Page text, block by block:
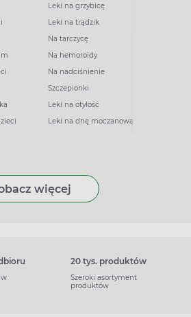
Leki na grzybicę
Leki na trądzik
Na tarczycę
Na hemoroidy
Na nadciśnienie
Szczepionki
Leki na otyłość
Leki na dnę moczanową
więcej
20 tys. produktów
Szeroki asortyment
produktów